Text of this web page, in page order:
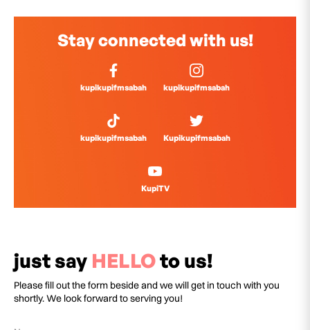
Stay connected with us!
kupikupifmsabah kupikupifmsabah
kupikupifmsabah Kupikupifmsabah
KupiTV
just say HELLOto us!
Please fill out the form beside and we will get in touch with you
shortly. We look forward to serving you!